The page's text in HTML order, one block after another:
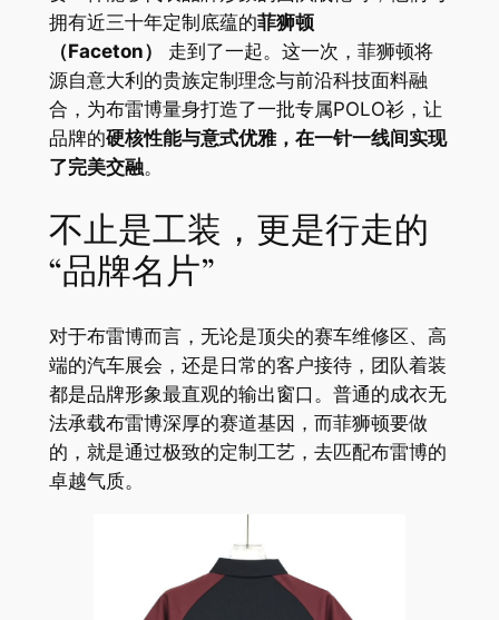
拥有近三十年定制底蕴的菲狮顿
（Faceton）
走到了一起。这一次，菲狮顿将
源自意大利的贵族定制理念与前沿科技面料融
合，为布雷博量身打造了一批专属POLO衫，让
品牌的硬核性能与意式优雅，在一针一线间实现
了完美交融。
不止是工装，更是行走的
“品牌名片”
对于布雷博而言，无论是顶尖的赛车维修区、高
端的汽车展会，还是日常的客户接待，团队着装
都是品牌形象最直观的输出窗口。普通的成衣无
法承载布雷博深厚的赛道基因，而菲狮顿要做
的，就是通过极致的定制工艺，去匹配布雷博的
卓越气质。